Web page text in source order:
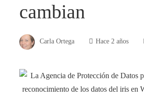
cambian
Carla Ortega Hace 2 años